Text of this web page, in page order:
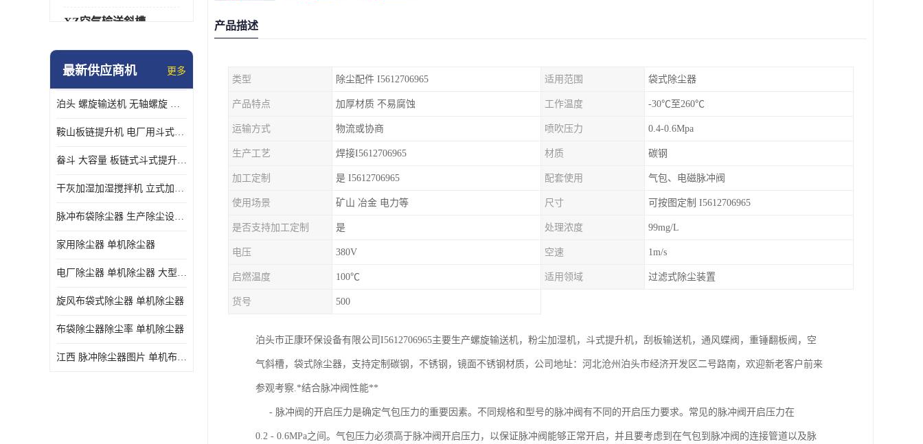
XZ空气输送斜槽
通风蝶阀/百叶阀
气旋混动喷淋塔
N-TGD钢丝胶带斗式提升机
最新供应商机 更多
泊头 螺旋输送机 无轴螺旋 污泥螺旋输送机 规格齐全
鞍山板链提升机 电厂用斗式提升机 规格齐全
畚斗 大容量 板链式斗式提升机 正康斗提机厂家
干灰加湿加湿搅拌机 立式加湿机消化机 双轴
脉冲布袋除尘器 生产除尘设备厂家
家用除尘器 单机除尘器
电厂除尘器 单机除尘器 大型除尘器制作厂家
旋风布袋式除尘器 单机除尘器
布袋除尘器除尘率 单机除尘器
江西 脉冲除尘器图片 单机布袋除尘器 规格齐全
产品描述
类型 除尘配件 I5612706965 适用范围 袋式除尘器
产品特点 加厚材质 不易腐蚀 工作温度 -30℃至260℃
运输方式 物流或协商 喷吹压力 0.4-0.6Mpa
生产工艺 焊接I5612706965 材质 碳钢
加工定制 是 I5612706965 配套使用 气包、电磁脉冲阀
使用场景 矿山 冶金 电力等 尺寸 可按图定制 I5612706965
是否支持加工定制 是 处理浓度 99mg/L
电压 380V 空速 1m/s
启燃温度 100℃ 适用领域 过滤式除尘装置
货号 500
泊头市正康环保设备有限公司I5612706965主要生产螺旋输送机，粉尘加湿机，斗式提升机，刮板输送机，通风蝶阀，重锤翻板阀，空
气斜槽，袋式除尘器，支持定制碳钢，不锈钢，镜面不锈钢材质，公司地址：河北沧州泊头市经济开发区二号路南，欢迎新老客户前来
参观考察.*结合脉冲阀性能**
- 脉冲阀的开启压力是确定气包压力的重要因素。不同规格和型号的脉冲阀有不同的开启压力要求。常见的脉冲阀开启压力在
0.2 - 0.6MPa之间。气包压力必须高于脉冲阀开启压力，以保证脉冲阀能够正常开启，并且要考虑到在气包到脉冲阀的连接管道以及脉